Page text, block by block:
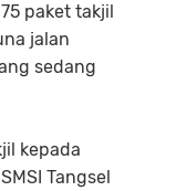
paket takjil
jalan
sedang
kepada
Tangsel